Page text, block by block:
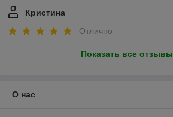
Кристина
Отлично
Показать все отзывы
О нас